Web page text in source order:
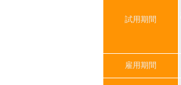
試用期間
雇用期間